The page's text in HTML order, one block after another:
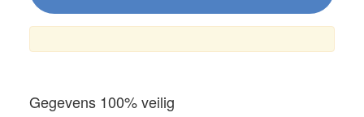
Gegevens 100% veilig